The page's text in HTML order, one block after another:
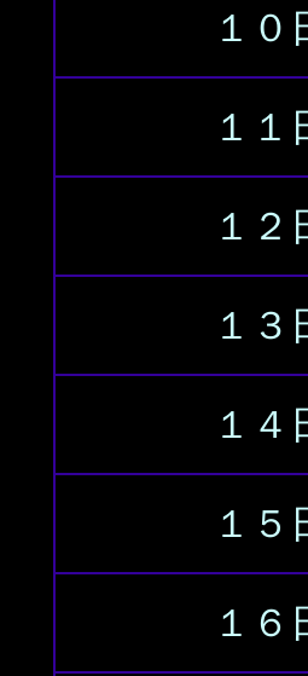
１０
１１
１２
１３
１４
１５
１６